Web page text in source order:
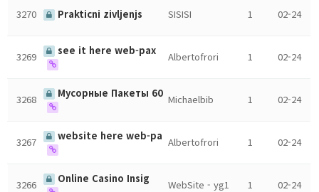
3270 Prakticni zivljenjs SISISI 1 02-24
3269 see it here web-pax Albertofrori 1 02-24
3268 Мусорные Пакеты 60 Michaelbib 1 02-24
3267 website here web-pa Albertofrori 1 02-24
3266 Online Casino Insig WebSite - yg1 1 02-24